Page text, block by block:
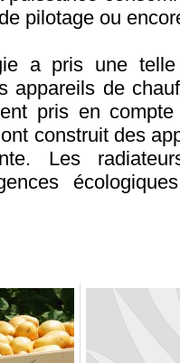
pilotage ou
a pris une telle
appareils de
pris en
construit des
Les